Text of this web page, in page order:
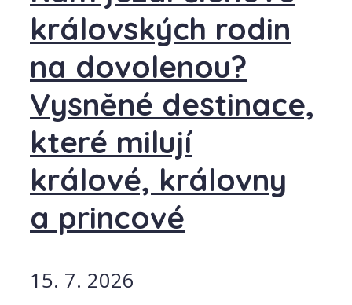
královských rodin
na dovolenou?
Vysněné destinace,
které milují
králové, královny
a princové
15. 7. 2026